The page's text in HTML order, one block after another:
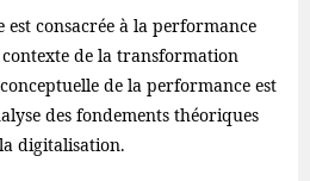
consacrée à la performance
de la transformation
de la performance est
des fondements théoriques
digitalisation.